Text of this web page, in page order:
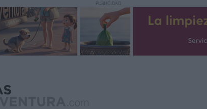
PUBLICIDAD